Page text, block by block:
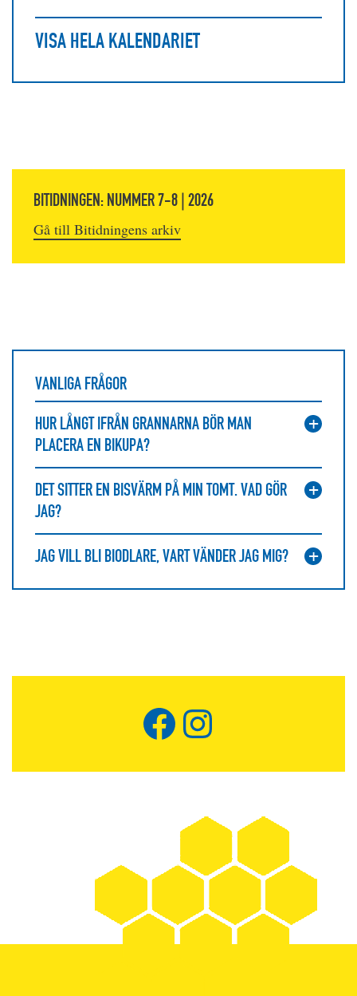
VISA HELA KALENDARIET
BITIDNINGEN: NUMMER 7-8 | 2026
Gå till Bitidningens arkiv
VANLIGA FRÅGOR
HUR LÅNGT IFRÅN GRANNARNA BÖR MAN
PLACERA EN BIKUPA?
DET SITTER EN BISVÄRM PÅ MIN TOMT. VAD GÖR
JAG?
JAG VILL BLI BIODLARE, VART VÄNDER JAG MIG?
Facebook
Instagram